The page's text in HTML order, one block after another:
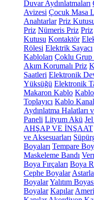
Duvar Aydınlatmaları
Avizesi Çocuk Masa
Anahtarlar Priz
Priz Nümeris Priz Priz
Kutusu Kontaktör
Rölesi Elektrik Sayacı
Kabloları Çoklu Grup
Akım Korumalı Priz
Saatleri Elektronik
Yüksüğü Elektronik
Makaron Kablo
Toplayıcı Kablo
Aydınlatma Halatları
Paneli Lityum Akü
AHŞAP VE İNŞAAT
ve Aksesuarları
Boyaları Tempare
Maskeleme Bandı
Boya Fırçaları Boya
Cephe Boyalar
BoyalarYalıtım
Boyalar Kapılar